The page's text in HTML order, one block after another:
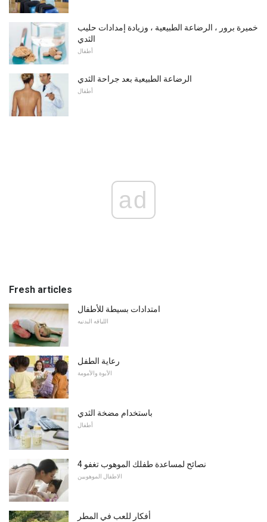
خميرة برور ، الرضاعة الطبيعية ، وزيادة إمدادات حليب
الثدي
أطفال
الرضاعة الطبيعية بعد جراحة الثدي
أطفال
ad
Fresh articles
امتدادات بسيطة للأطفال
اللياقه البدنيه
رعاية الطفل
الأبوة والأمومة
باستخدام مضخة الثدي
أطفال
4 نصائح لمساعدة طفلك الموهوب تغفو
الاطفال الموهوبين
أفكار للعب في المطر